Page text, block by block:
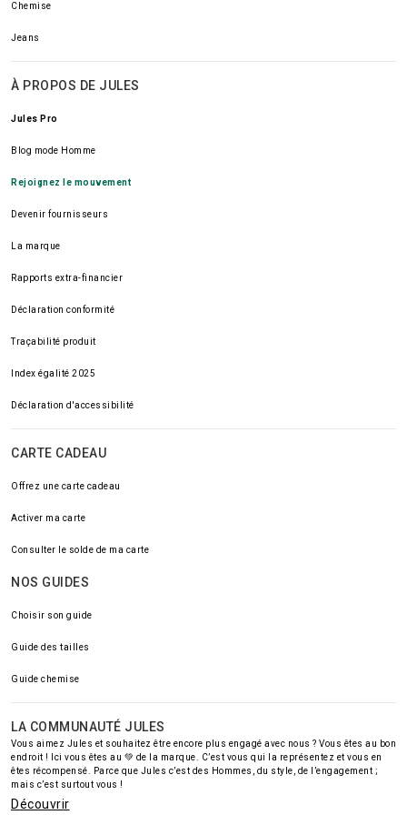
Chemise
Jeans
À PROPOS DE JULES
Jules Pro
Blog mode Homme
Rejoignez le mouvement
Devenir fournisseurs
La marque
Rapports extra-financier
Déclaration conformité
Traçabilité produit
Index égalité 2025
Déclaration d'accessibilité
CARTE CADEAU
Offrez une carte cadeau
Activer ma carte
Consulter le solde de ma carte
NOS GUIDES
Choisir son guide
Guide des tailles
Guide chemise
LA COMMUNAUTÉ JULES
Vous aimez Jules et souhaitez être encore plus engagé avec nous ? Vous êtes au bon
endroit ! Ici vous êtes au 💚 de la marque. C’est vous qui la représentez et vous en
êtes récompensé. Parce que Jules c’est des Hommes, du style, de l’engagement ;
mais c’est surtout vous !
Découvrir